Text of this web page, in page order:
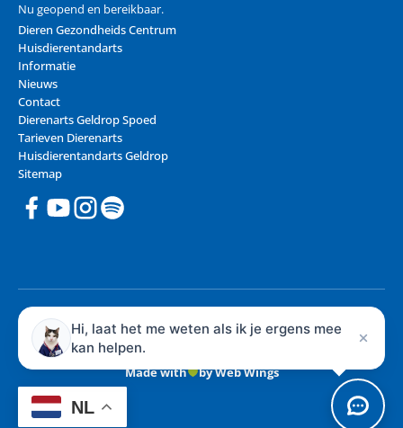
Nu geopend en bereikbaar.
Dieren Gezondheids Centrum
Huisdierentandarts
Informatie
Nieuws
Contact
Dierenarts Geldrop Spoed
Tarieven Dierenarts
Huisdierentandarts Geldrop
Sitemap
© 2026 Dieren Gezondheids Centrum - Dierenarts Geldrop
Privacy
Algemene voorwaarden
Made with
by Web Wings
NL
Hi, laat het me weten als ik je ergens mee
kan helpen.